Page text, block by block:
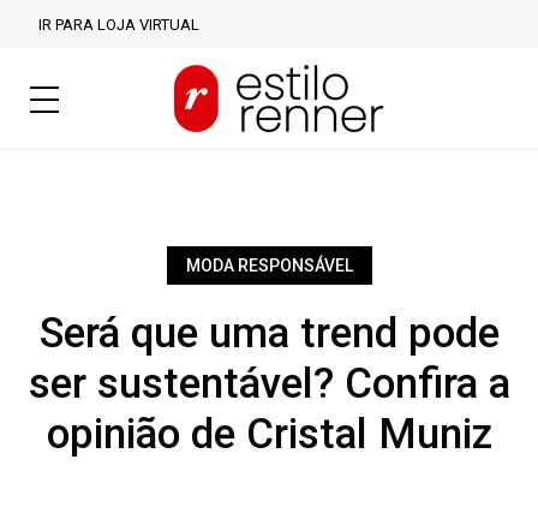
IR PARA LOJA VIRTUAL
MODA RESPONSÁVEL
Será que uma trend pode
ser sustentável? Confira a
opinião de Cristal Muniz